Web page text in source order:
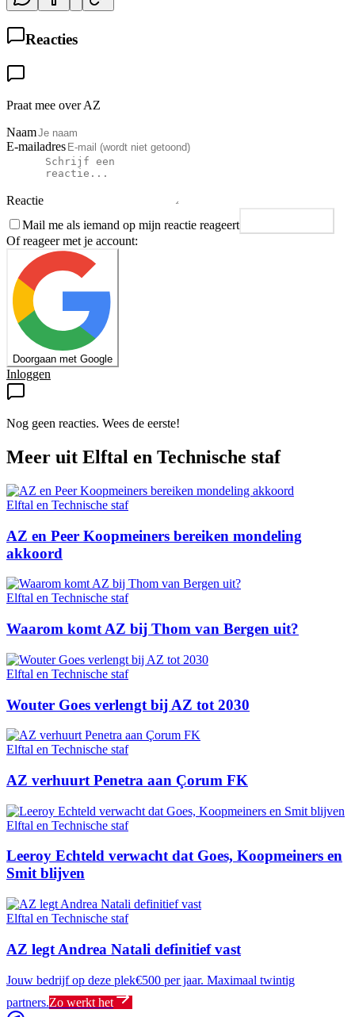
Reacties
Praat mee over AZ
Naam
E-mailadres
Reactie
Mail me als iemand op mijn reactie reageert
Of reageer met je account:
Doorgaan met Google
Inloggen
Nog geen reacties. Wees de eerste!
Meer uit Elftal en Technische staf
Elftal en Technische staf
AZ en Peer Koopmeiners bereiken mondeling
akkoord
Elftal en Technische staf
Waarom komt AZ bij Thom van Bergen uit?
Elftal en Technische staf
Wouter Goes verlengt bij AZ tot 2030
Elftal en Technische staf
AZ verhuurt Penetra aan Çorum FK
Elftal en Technische staf
Leeroy Echteld verwacht dat Goes, Koopmeiners en
Smit blijven
Elftal en Technische staf
AZ legt Andrea Natali definitief vast
Jouw bedrijf op deze plek€500 per jaar. Maximaal twintig
partners.Zo werkt het